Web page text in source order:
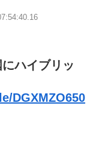
ハイブリッ
DGXMZO650